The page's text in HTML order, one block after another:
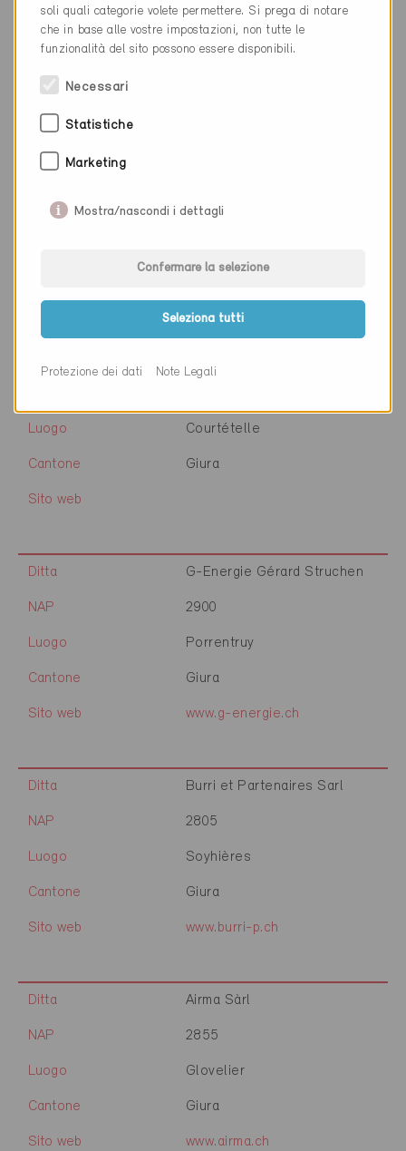
Cantone Giura
Luogo Delémont
Luogo Courtételle
Cantone Giura
Sito web
Ditta G-Energie Gérard Struchen
NAP 2900
Luogo Porrentruy
Cantone Giura
Sito web www.g-energie.ch
Ditta Burri et Partenaires Sarl
NAP 2805
Luogo Soyhières
Cantone Giura
Sito web www.burri-p.ch
Ditta Airma Sàrl
NAP 2855
Luogo Glovelier
Cantone Giura
Sito web www.airma.ch
soli quali categorie volete permettere. Si prega di notare
che in base alle vostre impostazioni, non tutte le
funzionalità del sito possono essere disponibili.
Necessari
Statistiche
Marketing
Mostra/nascondi i dettagli
Confermare la selezione
Seleziona tutti
Protezione dei dati Note Legali